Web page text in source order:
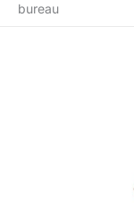
bureau